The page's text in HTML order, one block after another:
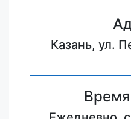
Казань, ул.